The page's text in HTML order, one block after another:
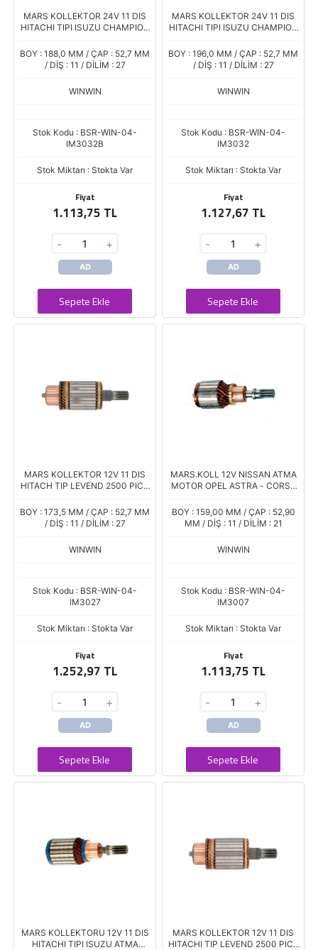
MARS KOLLEKTOR 24V 11 DIS
HITACHI TIPI ISUZU CHAMPION
BOY : 188,0 MM / ÇAP : 52,7 MM
/ DİŞ : 11 / DİLİM : 27
WINWIN
Stok Kodu : BSR-WIN-04-
IM3032B
Stok Miktarı : Stokta Var
Fiyat
1.113,75 TL
- +
AD
Sepete Ekle
MARS KOLLEKTOR 24V 11 DIS
HITACHI TIPI ISUZU CHAMPION
BOY : 196,0 MM / ÇAP : 52,7 MM
/ DİŞ : 11 / DİLİM : 27
WINWIN
Stok Kodu : BSR-WIN-04-
IM3032
Stok Miktarı : Stokta Var
Fiyat
1.127,67 TL
- +
AD
Sepete Ekle
MARS KOLLEKTOR 12V 11 DIS
HITACH TIP LEVEND 2500 PICK
BOY
BOY : 173,5 MM / ÇAP : 52,7 MM
/ DİŞ : 11 / DİLİM : 27
WINWIN
Stok Kodu : BSR-WIN-04-
IM3027
Stok Miktarı : Stokta Var
Fiyat
1.252,97 TL
- +
AD
Sepete Ekle
MARS.KOLL 12V NISSAN ATMA
MOTOR OPEL ASTRA - CORSA
MOTOR HITACHI TIP
BOY : 159,00 MM / ÇAP : 52,90
MM / DİŞ : 11 / DİLİM : 21
WINWIN
Stok Kodu : BSR-WIN-04-
IM3007
Stok Miktarı : Stokta Var
Fiyat
1.113,75 TL
- +
AD
Sepete Ekle
MARS KOLLEKTORU 12V 11 DIS
HITACHI TIPI ISUZU ATMA
MARS KOLLEKTOR 12V 11 DIS
HITACHI TIP LEVEND 2500 PICK